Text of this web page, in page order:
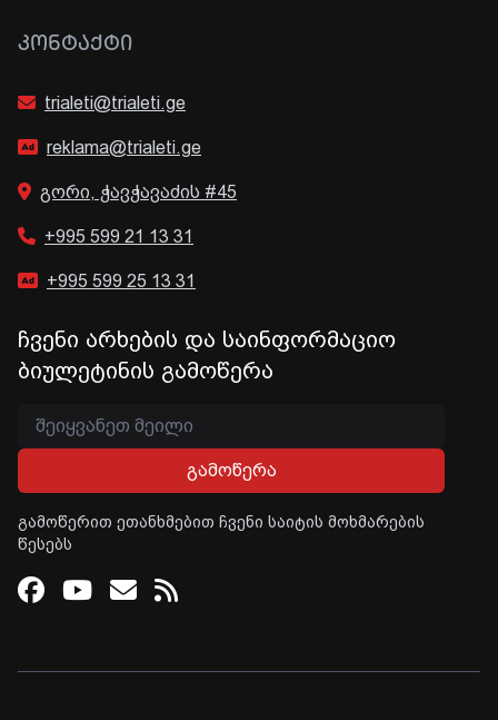
ᲙᲝᲜᲢᲐᲥᲢᲘ
trialeti@trialeti.ge
reklama@trialeti.ge
გორი, ჭავჭავაძის #45
+995 599 21 13 31
+995 599 25 13 31
ჩვენი არხების და საინფორმაციო
ბიულეტინის გამოწერა
გამოწერა
გამოწერით ეთანხმებით ჩვენი საიტის მოხმარების
წესებს
Facebook
Youtube
Email
RSS